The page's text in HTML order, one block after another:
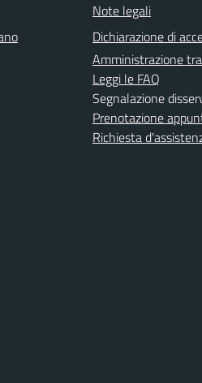
Note legali
Dichiarazione di
Amministrazione
Leggi le FAQ
Segnalazione
Prenotazione
Richiesta